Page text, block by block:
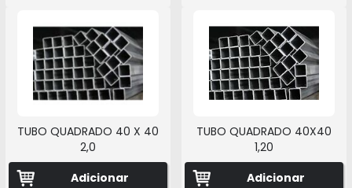
TUBO QUADRADO 40 X 40
2,0
Adicionar
TUBO QUADRADO 40X40
1,20
Adicionar